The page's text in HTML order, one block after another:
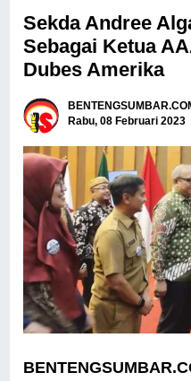
Sekda Andree
Sebagai Ketua
Dubes Amerika
Rabu, 08 Februari 2023